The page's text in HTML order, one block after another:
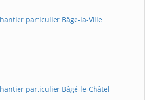
particulier Bâgé-la-Ville
particulier Bâgé-le-Châtel